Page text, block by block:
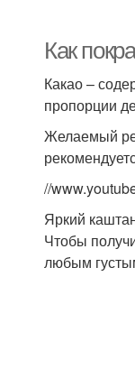
Как
Какао –
пропорции
Желаемый
//
Яркий
Чтобы
любым